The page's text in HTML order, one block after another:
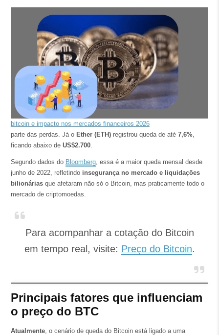
bitcoin e impacto nos mercados financeiros 2026
parte das perdas. Já o Ether (ETH)registrou queda de até 7,6%,
ficando abaixo de US$2.700.
Segundo dados do Bloomberg, essa é a maior queda mensal desde
junho de 2022, refletindo insegurança no mercado e liquidações
bilionáriasque afetaram não só o Bitcoin, mas praticamente todo o
mercado de criptomoedas.
Para acompanhar a cotação do Bitcoin
em tempo real, visite: Preço do Bitcoin.
Principais fatores que influenciam
o preço do BTC
Atualmente, o cenário de queda do Bitcoin está ligado a uma